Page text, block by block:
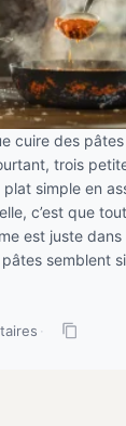
cuire des
trois
simple en
c’est que
est juste dans
semblent
·